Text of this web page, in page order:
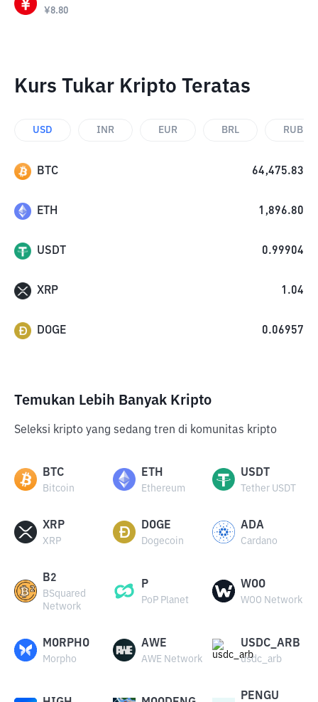
¥8.80
Kurs Tukar Kripto Teratas
USD INR EUR BRL RUB
BTC 64,475.83
ETH 1,896.80
USDT 0.99904
XRP 1.04
DOGE 0.06957
Temukan Lebih Banyak Kripto
Seleksi kripto yang sedang tren di komunitas kripto
BTC
Bitcoin
ETH
Ethereum
USDT
Tether USDT
XRP
XRP
DOGE
Dogecoin
ADA
Cardano
B2
BSquared
Network
P
PoP Planet
WOO
WOO Network
MORPHO
Morpho
AWE
AWE Network
USDC_ARB
usdc_arb
PENGU